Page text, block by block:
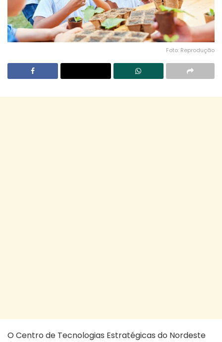
Foto: Reprodução
O Centro de Tecnologias Estratégicas do Nordeste